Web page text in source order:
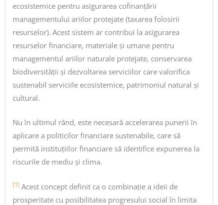
ecosistemice pentru asigurarea cofinanțării
managementului ariilor protejate (taxarea folosirii
resurselor). Acest sistem ar contribui la asigurarea
resurselor financiare, materiale și umane pentru
managementul ariilor naturale protejate, conservarea
biodiversității și dezvoltarea serviciilor care valorifica
sustenabil serviciile ecosistemice, patrimoniul natural și
cultural.
Nu în ultimul rând, este necesară accelerarea punerii în
aplicare a politicilor financiare sustenabile, care să
permită instituțiilor financiare să identifice expunerea la
riscurile de mediu și clima.
[1] Acest concept definit ca o combinație a ideii de
prosperitate cu posibilitatea progresului social în limita